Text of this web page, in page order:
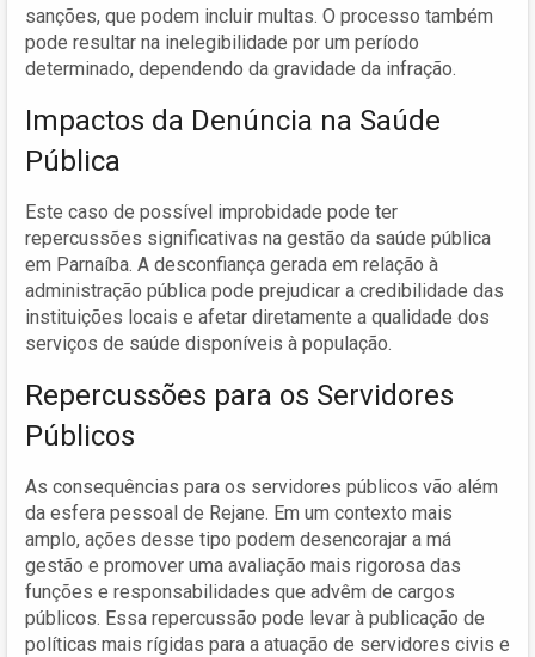
sanções, que podem incluir multas. O processo também
pode resultar na inelegibilidade por um período
determinado, dependendo da gravidade da infração.
Impactos da Denúncia na Saúde
Pública
Este caso de possível improbidade pode ter
repercussões significativas na gestão da saúde pública
em Parnaíba. A desconfiança gerada em relação à
administração pública pode prejudicar a credibilidade das
instituições locais e afetar diretamente a qualidade dos
serviços de saúde disponíveis à população.
Repercussões para os Servidores
Públicos
As consequências para os servidores públicos vão além
da esfera pessoal de Rejane. Em um contexto mais
amplo, ações desse tipo podem desencorajar a má
gestão e promover uma avaliação mais rigorosa das
funções e responsabilidades que advêm de cargos
públicos. Essa repercussão pode levar à publicação de
políticas mais rígidas para a atuação de servidores civis e